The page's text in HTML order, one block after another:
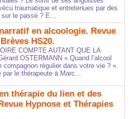
traumatique et entretenues par des
le passé ? E...
en alcoologie. Revue
HS20.
COMPTE AUTANT QUE LA
OSTERMANN « Quand l’alcool
compagnon régulier dans votre vie ? ».
par le thérapeute à Marc...
thérapie du lien et des
Hypnose et Thérapies